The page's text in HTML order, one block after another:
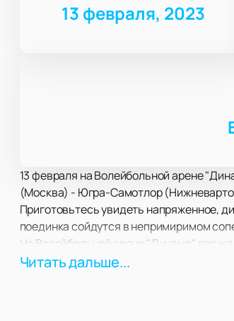
13 февраля, 2023
13 февраля на Волейбольной арене
(Москва) - Югра-Самотлор
Приготовьтесь увидеть напряженное,
поединка сойдутся в непримиримом
На Волейбольной арене "Динамо" вас
гарантировано подарит вам заряд
Читать дальше...